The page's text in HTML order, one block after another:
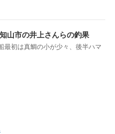
山市の井上さんらの釣果
最初は真鯛の小が少々、後半ハマ